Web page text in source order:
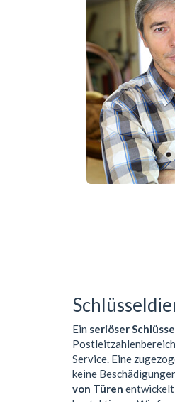
Ein seriöser
Service. Eine
keine
von Türen entwickelt